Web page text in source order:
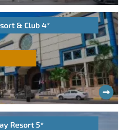
& Club 4*
Resort 5*